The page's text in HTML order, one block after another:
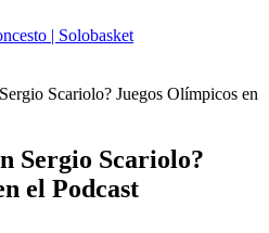
| Solobasket
Scariolo? Juegos Olímpicos en
Sergio Scariolo?
el Podcast